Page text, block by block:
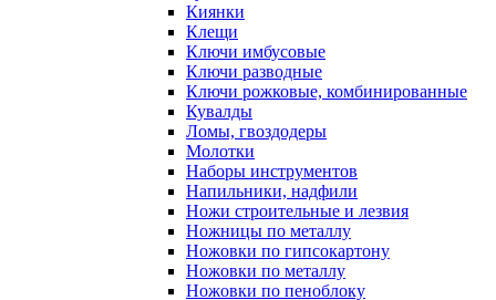
Киянки
Клещи
Ключи имбусовые
Ключи разводные
Ключи рожковые, комбинированные
Кувалды
Ломы, гвоздодеры
Молотки
Наборы инструментов
Напильники, надфили
Ножи строительные и лезвия
Ножницы по металлу
Ножовки по гипсокартону
Ножовки по металлу
Ножовки по пеноблоку